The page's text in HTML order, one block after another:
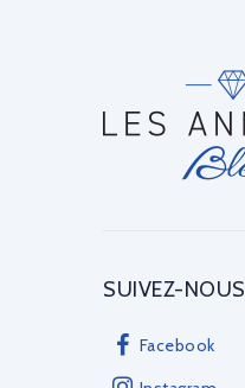
SUIVEZ-NOUS
Facebook